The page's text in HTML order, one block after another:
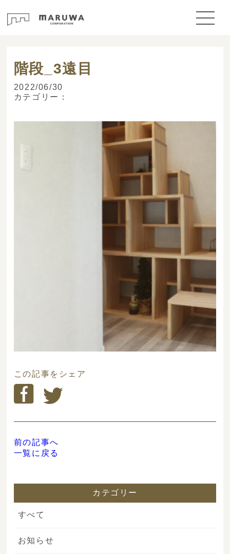
階段_3遠目
2022/06/30
カテゴリー：
この記事をシェア
前の記事へ
一覧に戻る
カテゴリー
すべて
お知らせ